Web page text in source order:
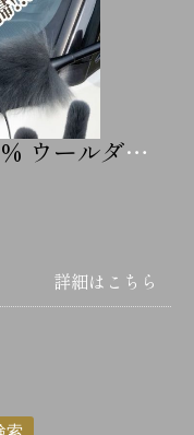
FLUFFY PLUS+
詳細はこちら